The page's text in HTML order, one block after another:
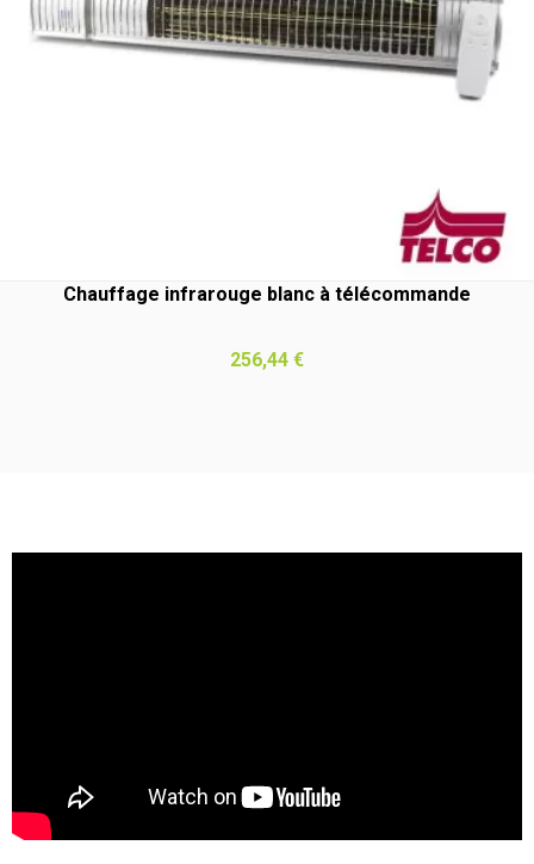
Chauffage infrarouge blanc à télécommande
Prix
256,44 €